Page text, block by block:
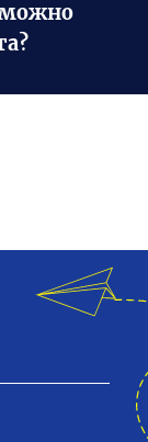
можно